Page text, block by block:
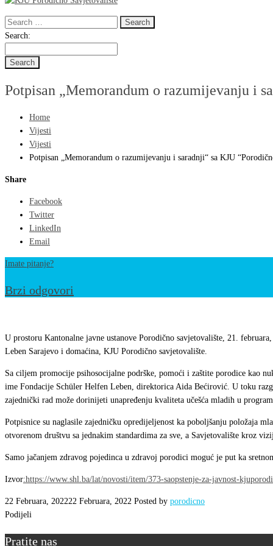
Search
for:
Search
Search:
Potpisan „Memorandum o razumijevanju i
Home
Vijesti
Vijesti
Potpisan „Memorandum o razumijevanju i saradnji“ sa KJU
Share
Facebook
Twitter
LinkedIn
Email
Imate pitanje?
Brzi odgovori
„Memorandum
o
razumijevanju
i
saradnji“
sa
KJU
“Porodično
U prostoru Kantonalne javne ustanove Porodično savjetovalište, 21.
Leben Sarajevo i domaćina, KJU Porodično savjetovalište.
Sa ciljem promocije psihosocijalne podrške, pomoći i zaštite porodice kao
ime Fondacije Schüler Helfen Leben, direktorica Aida Bećirović. U toku
zajednički rad može dorinijeti unapređenju kvaliteta učešća mladih u
Potpisnice su naglasile zajedničku opredijeljenost ka poboljšanju položaja
otvorenom društvu sa jednakim standardima za sve, a Savjetovalište kroz
Samo jačanjem zdravog pojedinca u zdravoj porodici moguć je put ka
Izvor:https://www.shl.ba/lat/novosti/item/373-saopstenje-za-javnost-
22 Februara, 202222 Februara, 2022 Posted by porodicno
Podijeli
Pratite nas